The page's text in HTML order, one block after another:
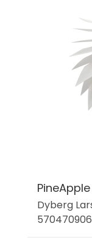
Dyberg